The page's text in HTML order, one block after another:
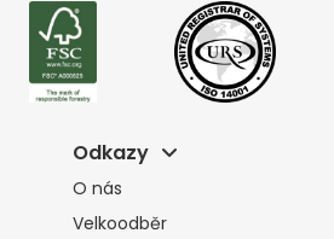
Odkazy
O nás
Velkoodběr